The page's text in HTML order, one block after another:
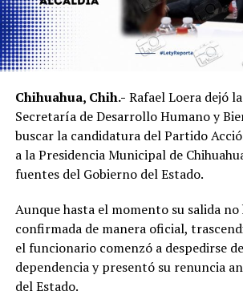
Chihuahua, Chih.- Rafael Loera dejó
Secretaría de Desarrollo Humano y
buscar la candidatura del Partido
a la Presidencia Municipal de
fuentes del Gobierno del Estado.
Aunque hasta el momento su salida no
confirmada de manera oficial,
el funcionario comenzó a despedirse
dependencia y presentó su renuncia
del Estado.